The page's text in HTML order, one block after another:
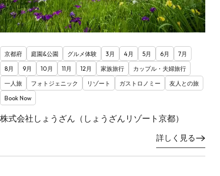
京都府 庭園&公園 グルメ体験 3月 4月 5月 6月
7月
8月
9月 10月 11月 12月 家族旅行
カップル・夫婦旅行
一人旅
フォトジェニック リゾート ガストロノミー
友人との旅
Book Now
株式会社しょうざん（しょうざんリゾート京都）
詳しく見る